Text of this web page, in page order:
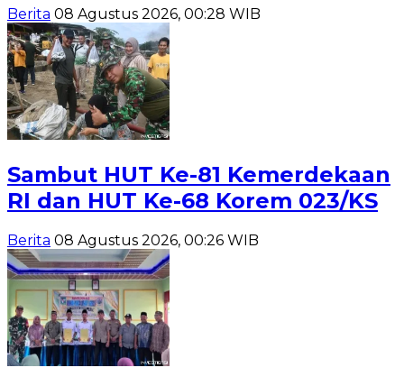
Berita 08 Agustus 2026, 00:28 WIB
Sambut HUT Ke-81 Kemerdekaan
RI dan HUT Ke-68 Korem 023/KS
Berita 08 Agustus 2026, 00:26 WIB